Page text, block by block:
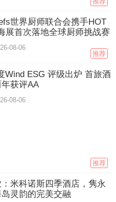
世界厨师联合会携手HOT
展首次落地全球厨师挑战赛
08-06
推荐
Wind ESG 评级出炉 首旅酒
获评AA
08-06
推荐
米科诺斯四季酒店，隽永
灵韵的完美交融